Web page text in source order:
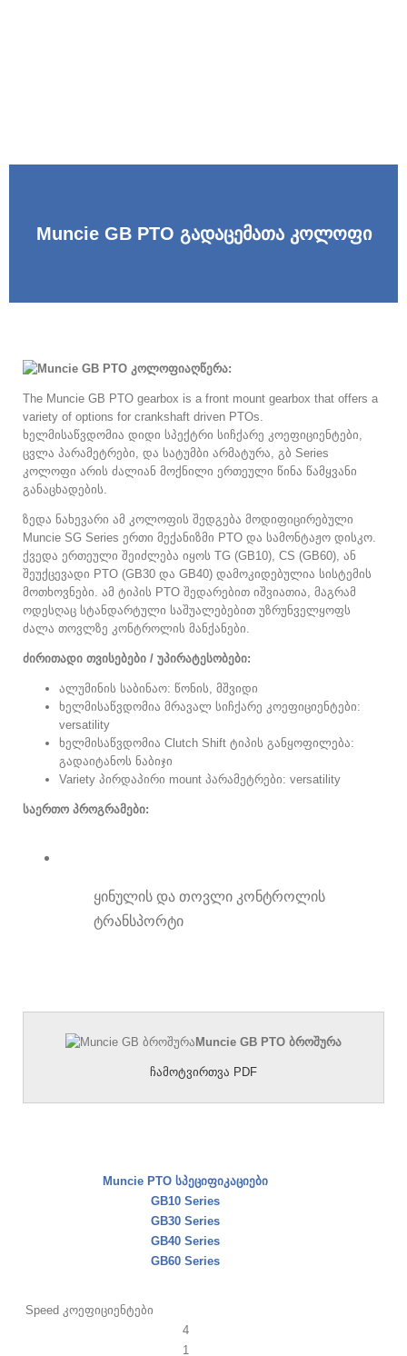
Muncie GB PTO გადაცემათა კოლოფი
აღწერა:
The Muncie GB PTO gearbox is a front mount gearbox that offers a
variety of options for crankshaft driven PTOs.
ხელმისაწვდომია დიდი სპექტრი სიჩქარე კოეფიციენტები,
ცვლა პარამეტრები, და სატუმბი არმატურა, გბ Series
კოლოფი არის ძალიან მოქნილი ერთეული წინა წამყვანი
განაცხადების.
ზედა ნახევარი ამ კოლოფის შედგება მოდიფიცირებული
Muncie SG Series ერთი მექანიზმი PTO და სამონტაჟო დისკო.
ქვედა ერთეული შეიძლება იყოს TG (GB10), CS (GB60), ან
შეუქცევადი PTO (GB30 და GB40) დამოკიდებულია სისტემის
მოთხოვნები. ამ ტიპის PTO შედარებით იშვიათია, მაგრამ
ოდესღაც სტანდარტული საშუალებებით უზრუნველყოფს
ძალა თოვლზე კონტროლის მანქანები.
ძირითადი თვისებები / უპირატესობები:
ალუმინის საბინაო: წონის, მშვიდი
ხელმისაწვდომია მრავალ სიჩქარე კოეფიციენტები:
versatility
ხელმისაწვდომია Clutch Shift ტიპის განყოფილება:
გადაიტანოს ნაბიჯი
Variety პირდაპირი mount პარამეტრები: versatility
საერთო პროგრამები:
ყინულის და თოვლი კონტროლის
ტრანსპორტი
Muncie GB PTO ბროშურა
ჩამოტვირთვა PDF
Muncie PTO სპეციფიკაციები
GB10 Series
GB30 Series
GB40 Series
GB60 Series
Speed ​​კოეფიციენტები
4
1